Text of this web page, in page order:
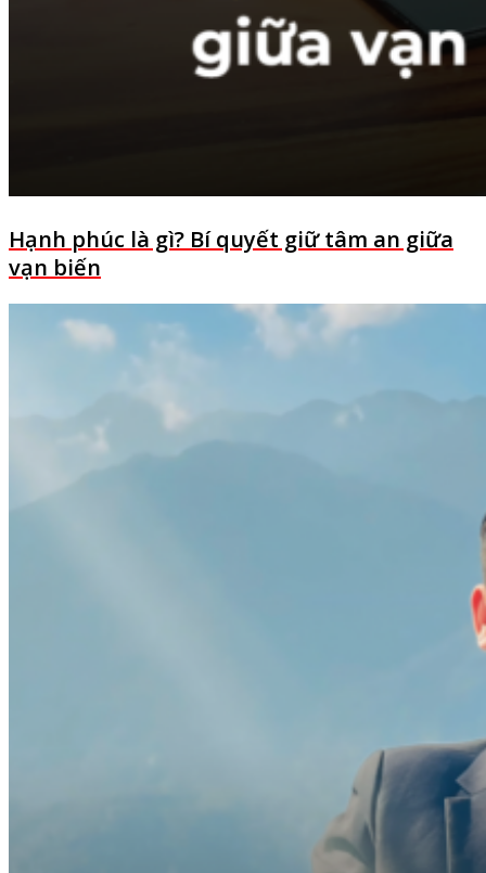
Hạnh phúc là gì? Bí quyết giữ tâm an giữa
vạn biến